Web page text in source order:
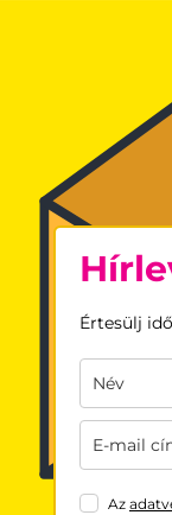
Értesülj
Az